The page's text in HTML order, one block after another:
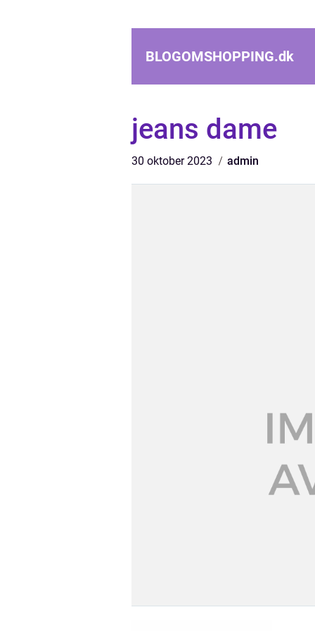
BLOGOMSHOPPING.dk
jeans dame
30 oktober 2023 admin